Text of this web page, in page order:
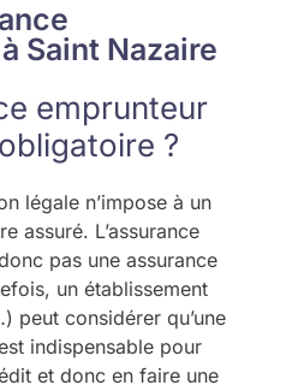
Saint Nazaire
emprunteur
?
légale n’impose à un
assuré. L’assurance
pas une assurance
un établissement
peut considérer qu’une
indispensable pour
et donc en faire une